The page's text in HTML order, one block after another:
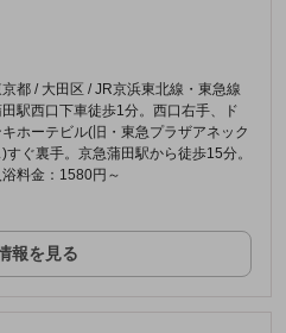
都 / 大田区 / JR京浜東北線・東急線
駅西口下車徒歩1分。西口右手、ド
キホーテビル(旧・東急プラザアネック
)すぐ裏手。京急蒲田駅から徒歩15分。
浴料金：1580円～
報を見る